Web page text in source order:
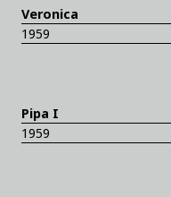
Veronica
1959
Pipa I
1959